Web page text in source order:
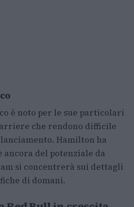
è noto per le sue particolari
che rendono difficile
Hamilton ha
ancora del potenziale da
si concentrerà sui dettagli
di domani.